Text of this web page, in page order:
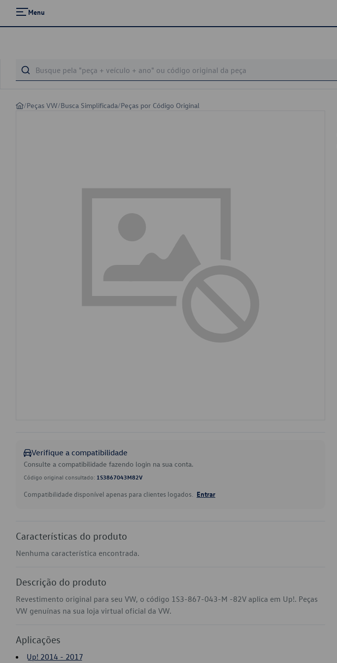
Menu
/Peças VW/Busca Simplificada/Peças por Código Original
Verifique a compatibilidade
Consulte a compatibilidade fazendo login na sua conta.
Código original consultado: 1S3867043M82V
Compatibilidade disponível apenas para clientes logados. Entrar
Características do produto
Nenhuma característica encontrada.
Descrição do produto
Revestimento original para seu VW, o código 1S3-867-043-M -82V aplica em Up!. Peças
VW genuínas na sua loja virtual oficial da VW.
Aplicações
Up! 2014 - 2017